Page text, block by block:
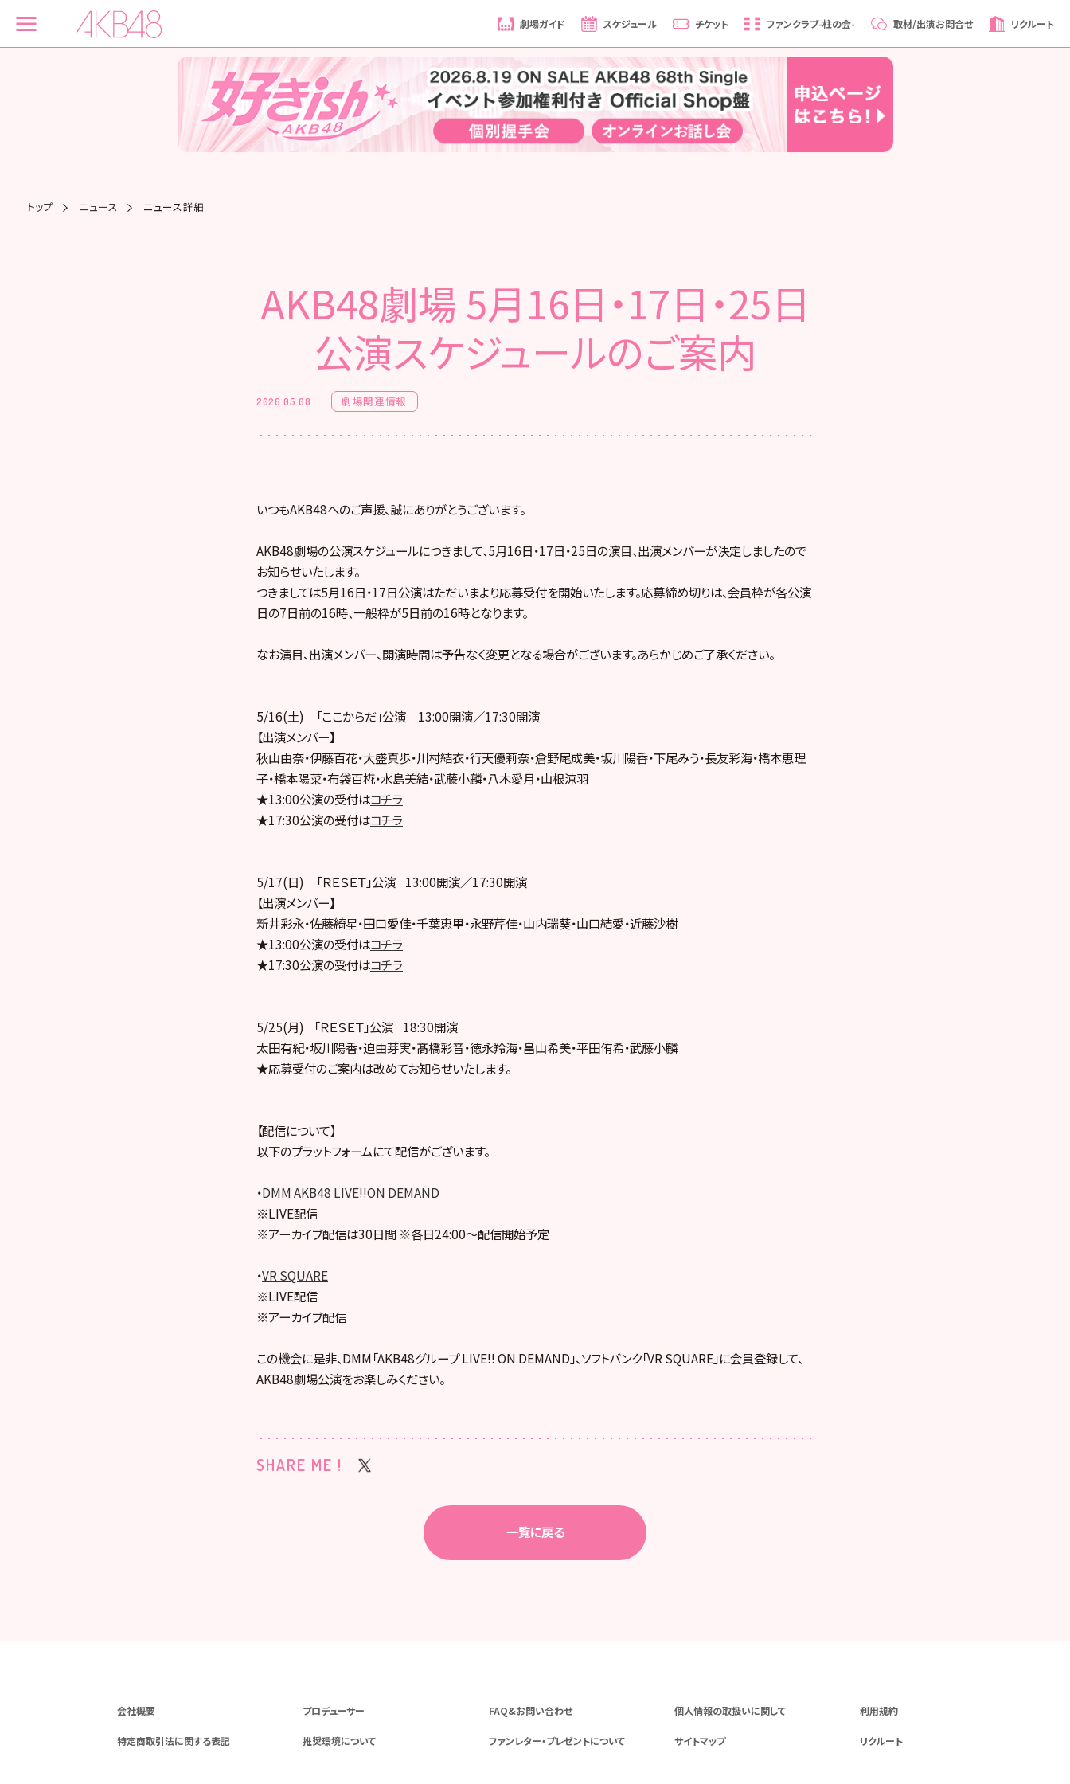
劇場ガイド スケジュール チケット ファンクラブ-柱の会- 取材/出演お問合せ リクルート
トップ ニュース ニュース詳細
AKB48劇場 5月16日・17日・25日
公演スケジュールのご案内
2026.05.08 劇場関連情報
いつもAKB48へのご声援、誠にありがとうございます。
AKB48劇場の公演スケジュールにつきまして、5月16日・17日・25日の演目、出演メンバーが決定しましたので
お知らせいたします。
つきましては5月16日・17日公演はただいまより応募受付を開始いたします。応募締め切りは、会員枠が各公演
日の7日前の16時、一般枠が5日前の16時となります。
なお演目、出演メンバー、開演時間は予告なく変更となる場合がございます。あらかじめご了承ください。
5/16(土) 「ここからだ」公演 13:00開演／17:30開演
【出演メンバー】
秋山由奈・伊藤百花・大盛真歩・川村結衣・行天優莉奈・倉野尾成美・坂川陽香・下尾みう・長友彩海・橋本恵理
子・橋本陽菜・布袋百椛・水島美結・武藤小麟・八木愛月・山根涼羽
★13:00公演の受付はコチラ
★17:30公演の受付はコチラ
5/17(日) 「ＲＥＳＥＴ」公演 13:00開演／17:30開演
【出演メンバー】
新井彩永・佐藤綺星・田口愛佳・千葉恵里・永野芹佳・山内瑞葵・山口結愛・近藤沙樹
★13:00公演の受付はコチラ
★17:30公演の受付はコチラ
5/25(月) 「ＲＥＳＥＴ」公演 18:30開演
太田有紀・坂川陽香・迫由芽実・髙橋彩音・徳永羚海・畠山希美・平田侑希・武藤小麟
★応募受付のご案内は改めてお知らせいたします。
【配信について】
以下のプラットフォームにて配信がございます。
・DMM AKB48 LIVE!!ON DEMAND
※LIVE配信
※アーカイブ配信は30日間 ※各日24:00～配信開始予定
・VR SQUARE
※LIVE配信
※アーカイブ配信
この機会に是非、DMM「AKB48グループ LIVE!! ON DEMAND」、ソフトバンク「VR SQUARE」に会員登録して、
AKB48劇場公演をお楽しみください。
SHARE ME !
一覧に戻る
会社概要 プロデューサー FAQ&お問い合わせ 個人情報の取扱いに関して 利用規約
特定商取引法に関する表記 推奨環境について ファンレター・プレゼントについて サイトマップ リクルート